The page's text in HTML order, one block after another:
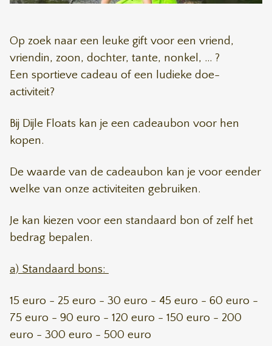
Op zoek naar een leuke gift voor een vriend,
vriendin, zoon, dochter, tante, nonkel, ... ?
Een sportieve cadeau of een ludieke doe-
activiteit?
Bij Dijle Floats kan je een cadeaubon voor hen
kopen.
De waarde van de cadeaubon kan je voor eender
welke van onze activiteiten gebruiken.
Je kan kiezen voor een standaard bon of zelf het
bedrag bepalen.
a) Standaard bons:
15 euro - 25 euro - 30 euro - 45 euro - 60 euro -
75 euro - 90 euro - 120 euro - 150 euro - 200
euro - 300 euro - 500 euro